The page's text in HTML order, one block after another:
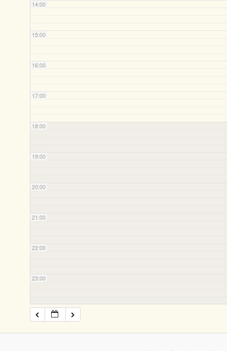
14:00
15:00
16:00
17:00
18:00
19:00
20:00
21:00
22:00
23:00